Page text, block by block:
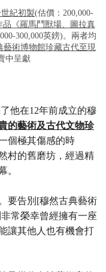
紀初製(估價：200,000-
品《羅馬鬥獸場、圖拉真
300,000英鎊)。兩者均
藝術博物館珍藏古代至現
中呈獻
他在12年前成立的穆
的藝術及古代文物珍
個極其傷感的時
村的舊磨坊，經過精
。
要告別[穆然古典藝術
常榮幸曾經擁有一座
讓其他人也有機會打